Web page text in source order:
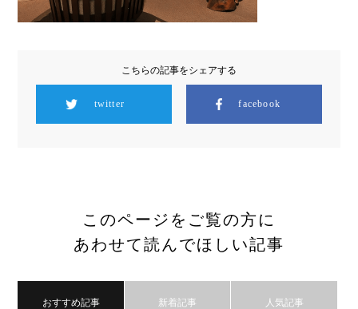
こちらの記事をシェアする
twitter facebook
このページをご覧の方に
あわせて読んでほしい記事
おすすめ記事 新着記事 人気記事